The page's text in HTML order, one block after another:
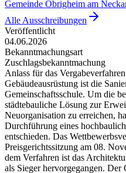
Gemeinde Obrigheim am
Alle Ausschreibungen
Veröffentlicht
04.06.2026
Bekanntmachungsart
Zuschlagsbekanntmachung
Anlass für das
Gebäudeausrüstung ist die
Gemeinschaftsschule. Um die
städtebauliche Lösung zur
Neuorganisation zu erreichen,
Durchführung eines
entschieden. Das
Preisgerichtssitzung am 08.
dem Verfahren ist das
als Sieger hervorgegangen.